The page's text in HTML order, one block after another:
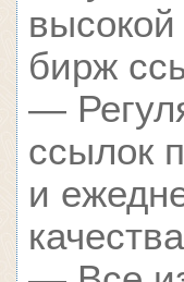
бирж
—
ссылок
и